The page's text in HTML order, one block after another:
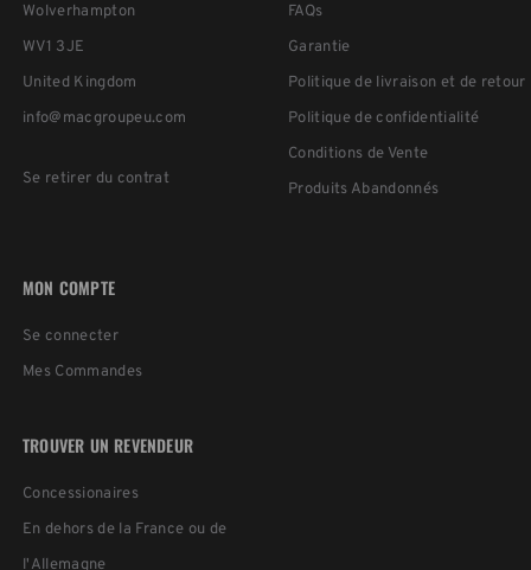
Wolverhampton
WV1 3JE
United Kingdom
info@macgroupeu.com
Se retirer du contrat
FAQs
Garantie
Politique de livraison et de retour
Politique de confidentialité
Conditions de Vente
Produits Abandonnés
MON COMPTE
Se connecter
Mes Commandes
TROUVER UN REVENDEUR
Concessionaires
En dehors de la France ou de
l'Allemagne